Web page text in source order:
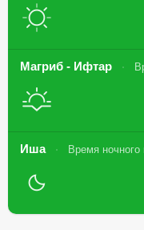
Магриб - Ифтар
Иша Время ночного